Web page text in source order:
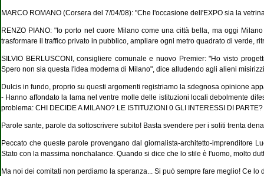
MARCO ROMANO (Corsera del 7/04/08): "Che l'occasione dell'EXPO sia la
RENZO PIANO: "Io porto nel cuore Milano come una città bella, ma oggi
trasformare il traffico privato in pubblico, ampliare ogni metro quadrato di verde,
SILVIO BERLUSCONI, consigliere comunale e nuovo Premier: "Ho visto
Spero non sia questa l'idea moderna di Milano", dice alludendo agli alieni
Dulcis in fundo, proprio su questi argomenti registriamo la sdegnosa opinione
- Hanno affondato la lama nel ventre molle delle istituzioni locali debolmente
problema: CHI DECIDE A MILANO? LE ISTITUZIONI 0 GLI INTERESSI DI PARTE?
Parole sante, parole da sottoscrivere subito! Basta svendere per i soliti trenta
Peccato che queste parole provengano dal giornalista-architetto-imprenditore
Stato con la massima nonchalance. Quando si dice che lo stile è l'uomo, molto
Ma noi dei comitati non perdiamo la speranza... Si può sempre fare meglio! Ce lo